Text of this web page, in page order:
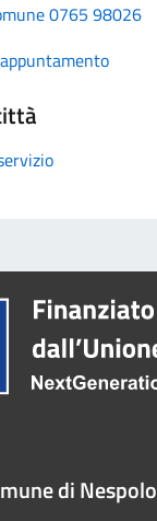
0765 98026
di Nespolo